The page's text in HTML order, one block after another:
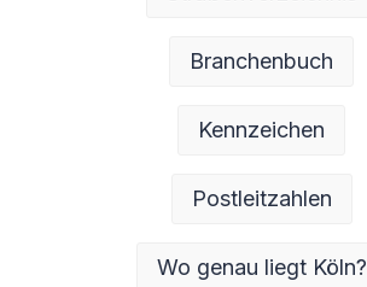
Branchenbuch
Kennzeichen
Postleitzahlen
Wo genau liegt Köln?